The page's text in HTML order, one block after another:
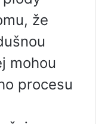
že
mohou
procesu